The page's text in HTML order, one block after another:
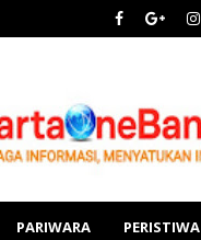
PARIWARA PERISTIWA